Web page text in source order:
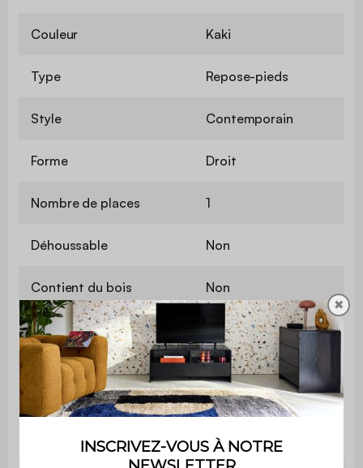
Couleur Kaki
Type Repose-pieds
Style Contemporain
Forme Droit
Nombre de places 1
Déhoussable Non
Contient du bois Non
Matière Bouclette texturée
Matière de la structure Mousse
Matière de l'assise Bouclette texturée
✖